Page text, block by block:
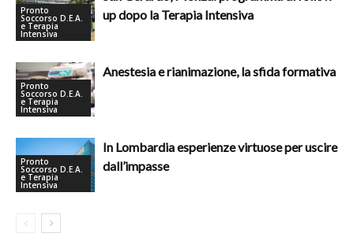
Pronto
Soccorso D.E.A.
e Terapia
Intensiva
up dopo la Terapia Intensiva
Pronto
Soccorso D.E.A.
e Terapia
Intensiva
Anestesia e rianimazione, la sfida formativa
Pronto
Soccorso D.E.A.
e Terapia
Intensiva
In Lombardia esperienze virtuose per uscire
dall’impasse